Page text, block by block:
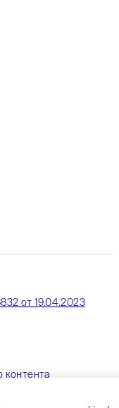
от 19.04.2023
контента